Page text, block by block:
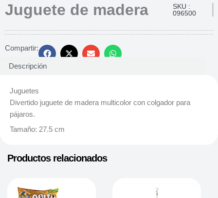
Juguete de madera
SKU :
096500
Compartir:
Descripción
Juguetes
Divertido juguete de madera multicolor con colgador para
pájaros.
Tamaño: 27.5 cm
Productos relacionados